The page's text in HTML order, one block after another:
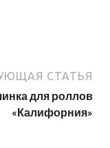
СТАТЬЯ
для роллов
«Калифорния»